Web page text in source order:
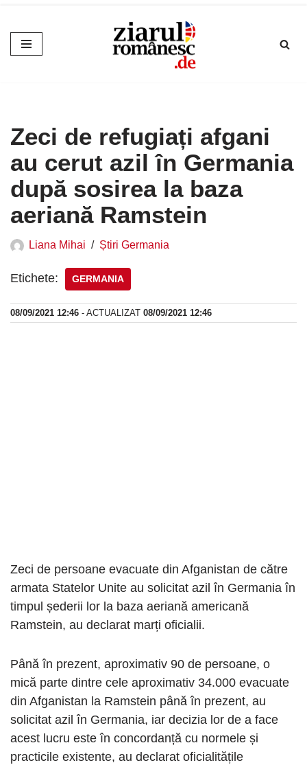
Sari
la
Zeci de refugiați afgani
au cerut azil în Germania
după sosirea la baza
aeriană Ramstein
Liana Mihai Știri Germania
Etichete: GERMANIA
08/09/2021 12:46 - ACTUALIZAT 08/09/2021 12:46
Zeci de persoane evacuate din Afganistan de către
armata Statelor Unite au solicitat azil în Germania în
timpul șederii lor la baza aeriană americană
Ramstein, au declarat marți oficialii.
Până în prezent, aproximativ 90 de persoane, o
mică parte dintre cele aproximativ 34.000 evacuate
din Afganistan la Ramstein până în prezent, au
solicitat azil în Germania, iar decizia lor de a face
acest lucru este în concordanță cu normele și
practicile existente, au declarat oficialitățile